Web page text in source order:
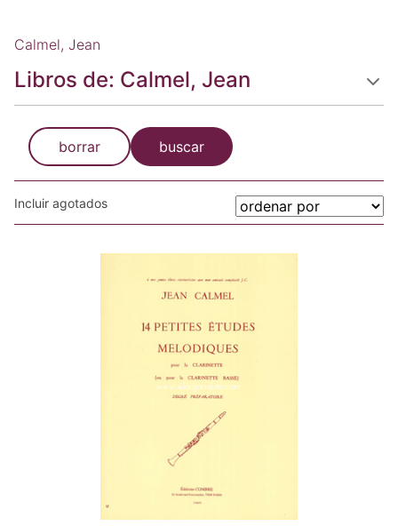
Calmel, Jean
Libros de: Calmel, Jean
borrar buscar
Incluir agotados